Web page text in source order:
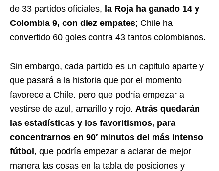
de 33 partidos oficiales, la Roja ha ganado 14 y
Colombia 9, con diez empates; Chile ha
convertido 60 goles contra 43 tantos colombianos.
Sin embargo, cada partido es un capitulo aparte y
que pasará a la historia que por el momento
favorece a Chile, pero que podría empezar a
vestirse de azul, amarillo y rojo. Atrás quedarán
las estadísticas y los favoritismos, para
concentrarnos en 90′ minutos del más intenso
fútbol , que podría empezar a aclarar de mejor
manera las cosas en la tabla de posiciones y